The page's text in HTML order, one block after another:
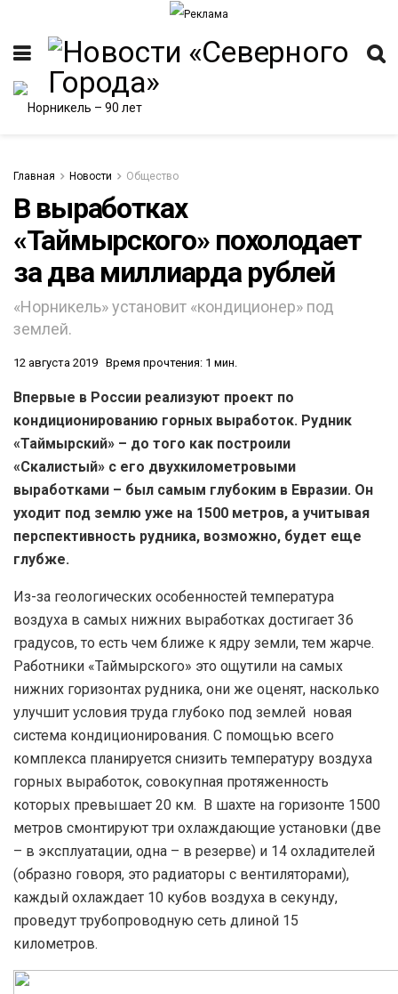
Главная Новости Общество
В выработках
«Таймырского» похолодает
за два миллиарда рублей
«Норникель» установит «кондиционер» под
землей.
12 августа 2019 Время прочтения: 1 мин.
Впервые в России реализуют проект по
кондиционированию горных выработок. Рудник
«Таймырский» – до того как построили
«Скалистый» с его двухкилометровыми
выработками – был самым глубоким в Евразии. Он
уходит под землю уже на 1500 метров, а учитывая
перспективность рудника, возможно, будет еще
глубже.
Из-за геологических особенностей температура
воздуха в самых нижних выработках достигает 36
градусов, то есть чем ближе к ядру земли, тем жарче.
Работники «Таймырского» это ощутили на самых
нижних горизонтах рудника, они же оценят, насколько
улучшит условия труда глубоко под землей новая
система кондиционирования. С помощью всего
комплекса планируется снизить температуру воздуха
горных выработок, совокупная протяженность
которых превышает 20 км. В шахте на горизонте 1500
метров смонтируют три охлаждающие установки (две
– в эксплуатации, одна – в резерве) и 14 охладителей
(образно говоря, это радиаторы с вентиляторами),
каждый охлаждает 10 кубов воздуха в секунду,
проведут трубопроводную сеть длиной 15
километров.